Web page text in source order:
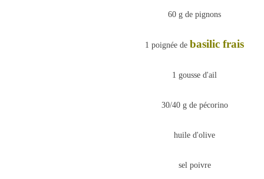
60 g de pignons
1 poignée de basilic frais
1 gousse d'ail
30/40 g de pécorino
huile d'olive
sel poivre